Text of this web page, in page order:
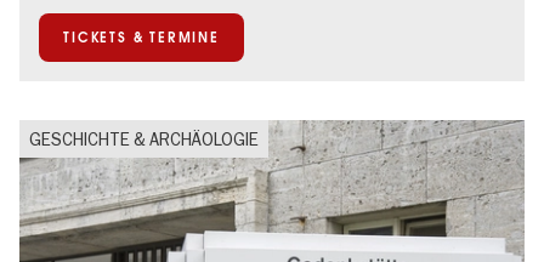
Open Air
Schlösser & Gärten
TICKETS & TERMINE
GESCHICHTE & ARCHÄOLOGIE